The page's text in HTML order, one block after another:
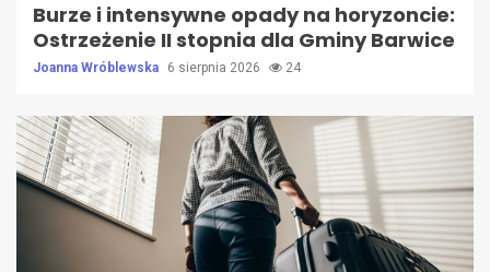
Burze i intensywne opady na horyzoncie:
Ostrzeżenie II stopnia dla Gminy Barwice
Joanna Wróblewska 6 sierpnia 2026 24